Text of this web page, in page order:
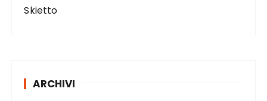
Skietto
ARCHIVI